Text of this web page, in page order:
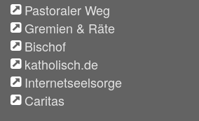
Pastoraler Weg
Gremien & Räte
Bischof
katholisch.de
Internetseelsorge
Caritas